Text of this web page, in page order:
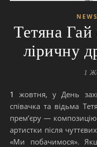
NEWS
Тетяна Гай
ліричну
1
1 жовтня, у День захисників і захисниць України,
співачка та відьма
прем’єру —
артистки після
«Ми побачимося».